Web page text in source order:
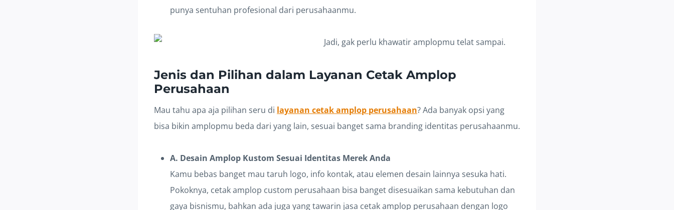
punya sentuhan profesional dari perusahaanmu.
Jenis dan Pilihan dalam Layanan Cetak Amplop
Perusahaan
Mau tahu apa aja pilihan seru di layanan cetak amplop perusahaan? Ada banyak opsi yang
bisa bikin amplopmu beda dari yang lain, sesuai banget sama branding identitas perusahaanmu.
A. Desain Amplop Kustom Sesuai Identitas Merek Anda
Kamu bebas banget mau taruh logo, info kontak, atau elemen desain lainnya sesuka hati.
Pokoknya, cetak amplop custom perusahaan bisa banget disesuaikan sama kebutuhan dan
gaya bisnismu, bahkan ada juga yang tawarin jasa cetak amplop perusahaan dengan logo